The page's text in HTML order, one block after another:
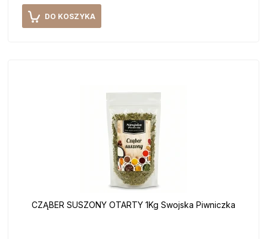
DO KOSZYKA
CZĄBER SUSZONY OTARTY 1Kg Swojska Piwniczka